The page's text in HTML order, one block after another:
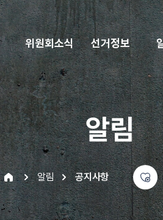
위원회소식 선거정보
알림
알림 공지사항